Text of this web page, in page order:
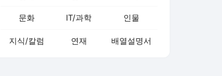
문화 IT/과학 인물
지식/칼럼 연재 배열설명서